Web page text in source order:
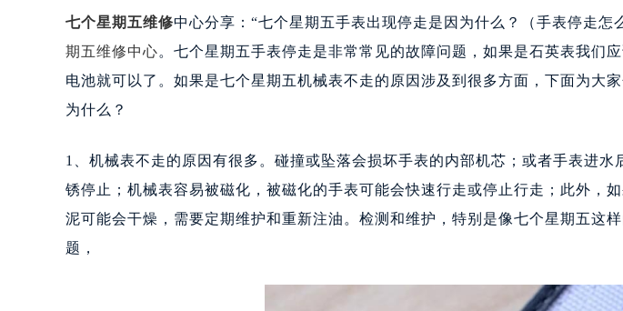
嘉兴市南湖区广益路705号嘉兴世界贸易中心写字楼A座13层1304室（
南昌市红谷滩新区红谷中大道998号绿地双子塔（中央广场）A1座办
济南市历下区经十路11111号华润中心写字楼（万象城）15层1508室
深圳市罗湖区深南东路5001号华润大厦写字楼17层1701室（需提前预
厦门市思明区湖滨东路95号华润大厦写字楼B座11层1104室（需提前预
福州市鼓楼区五四路128-1号恒力城写字楼15层03室（需提前预约）
长沙市芙蓉区定王台街道建湘路393号世茂环球金融中心写字楼（芙蓉
七个星期五维修中心分享：“七个星期五手表出现停走是因为什么？（手表停走怎
期五维修中心。七个星期五手表停走是非常常见的故障问题，如果是石英表我们
电池就可以了。如果是七个星期五机械表不走的原因涉及到很多方面，下面为大
为什么？
1、机械表不走的原因有很多。碰撞或坠落会损坏手表的内部机芯；或者手表进水
锈停止；机械表容易被磁化，被磁化的手表可能会快速行走或停止行走；此外，
泥可能会干燥，需要定期维护和重新注油。检测和维护，特别是像七个星期五这
题，